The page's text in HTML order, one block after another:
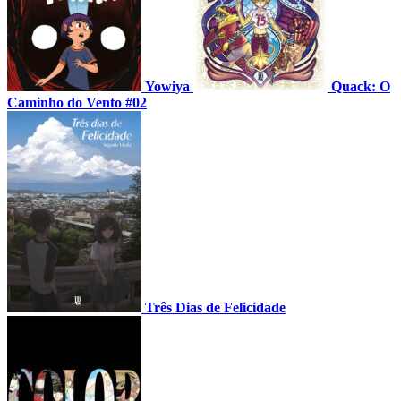
Yowiya
Quack: O
Caminho do Vento #02
Três Dias de Felicidade